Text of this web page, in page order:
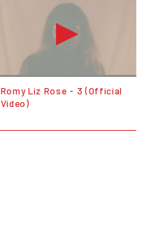
Romy Liz Rose - 3 (Official
Video)